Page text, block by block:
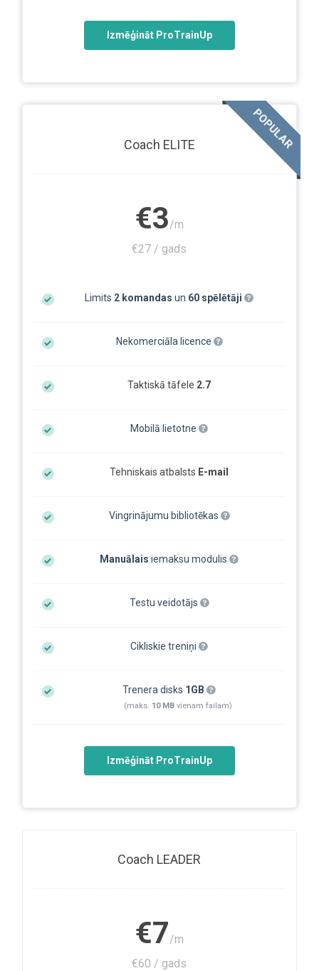
Izmēģināt ProTrainUp
Coach ELITE
€3/m
€27 / gads
Limits 2 komandas un 60 spēlētāji
Nekomerciāla licence
Taktiskā tāfele 2.7
Mobilā lietotne
Tehniskais atbalsts E-mail
Vingrinājumu bibliotēkas
Manuālais iemaksu modulis
Testu veidotājs
Cikliskie treniņi
Trenera disks 1GB
(maks. 10 MBvienam failam)
Izmēģināt ProTrainUp
POPULAR
Coach LEADER
€7/m
€60 / gads